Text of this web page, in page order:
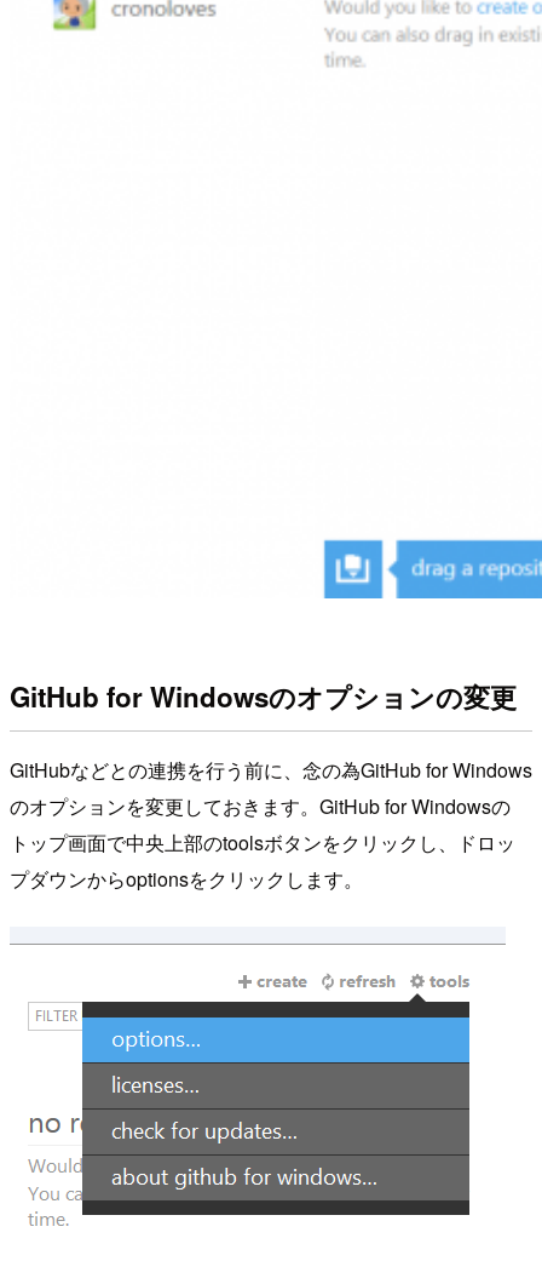
GitHub for Windowsのオプションの変更
GitHubなどとの連携を行う前に、念の為GitHub for Windows
のオプションを変更しておきます。GitHub for Windowsの
トップ画面で中央上部のtoolsボタンをクリックし、ドロッ
プダウンからoptionsをクリックします。